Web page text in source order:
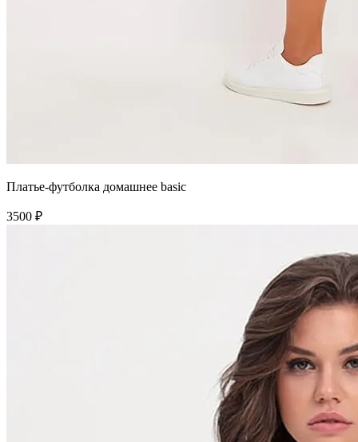
Платье-футболка домашнее basic
3500 ₽